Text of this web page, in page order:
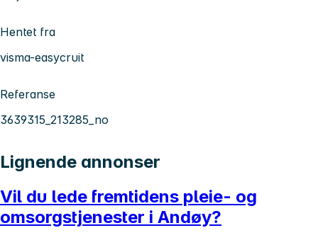
Hentet fra
visma-easycruit
Referanse
3639315_213285_no
Lignende annonser
Vil du lede fremtidens pleie- og
omsorgstjenester i Andøy?